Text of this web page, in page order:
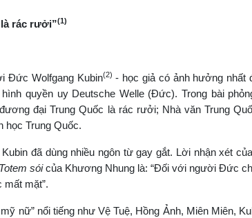
rác rưởi”(1)
Đức Wolfgang Kubin(2) - học giả có ảnh hưởng nhất
quyền uy Deutsche Welle (Đức). Trong bài
đại Trung Quốc là rác rưởi; Nhà văn Trung
học Trung Quốc.
đã dùng nhiều ngôn từ gay gắt. Lời nhận xét
Totem sóicủa Khương Nhung là: “Đối với người Đức
mất mặt”.
nữ” nổi tiếng như Vệ Tuệ, Hồng Ảnh, Miên Miên,